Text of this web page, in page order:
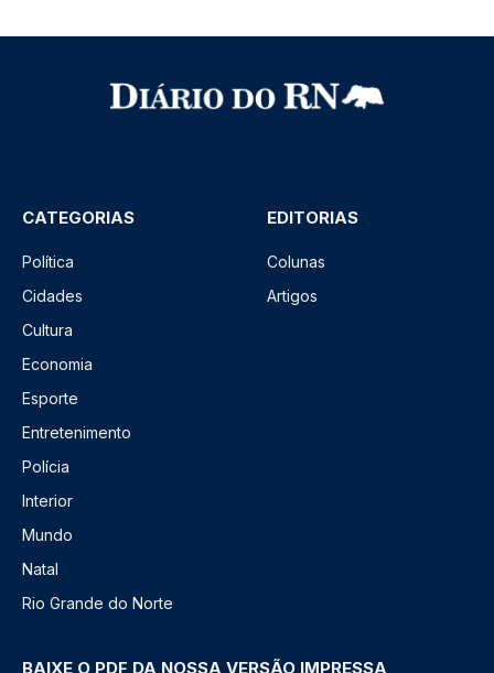
CATEGORIAS
Política
Cidades
Cultura
Economia
Esporte
Entretenimento
Polícia
Interior
Mundo
Natal
Rio Grande do Norte
EDITORIAS
Colunas
Artigos
BAIXE O PDF DA NOSSA VERSÃO IMPRESSA